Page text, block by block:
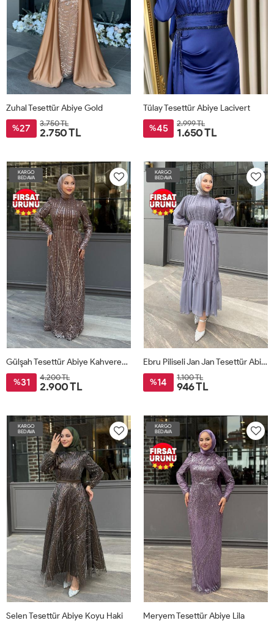
Zuhal Tesettür Abiye Gold
%27 3.750 TL
2.750 TL
Tülay Tesettür Abiye Lacivert
%45 2.999 TL
1.650 TL
KARGO
BEDAVA
Gülşah Tesettür Abiye Kahverengi
%31 4.200 TL
2.900 TL
KARGO
BEDAVA
Ebru Piliseli Jan Jan Tesettür Abiye Antrasit
%14 1.100 TL
946 TL
KARGO
BEDAVA
Selen Tesettür Abiye Koyu Haki
KARGO
BEDAVA
Meryem Tesettür Abiye Lila